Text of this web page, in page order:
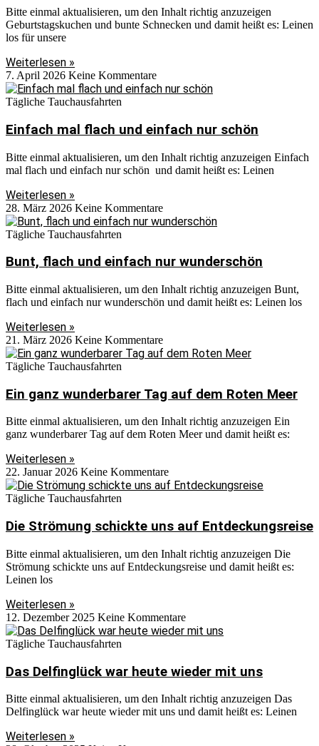
Bitte einmal aktualisieren, um den Inhalt richtig anzuzeigen
Geburtstagskuchen und bunte Schnecken und damit heißt es: Leinen
los für unsere
Weiterlesen »
7. April 2026 Keine Kommentare
Tägliche Tauchausfahrten
Einfach mal flach und einfach nur schön
Bitte einmal aktualisieren, um den Inhalt richtig anzuzeigen Einfach
mal flach und einfach nur schön und damit heißt es: Leinen
Weiterlesen »
28. März 2026 Keine Kommentare
Tägliche Tauchausfahrten
Bunt, flach und einfach nur wunderschön
Bitte einmal aktualisieren, um den Inhalt richtig anzuzeigen Bunt,
flach und einfach nur wunderschön und damit heißt es: Leinen los
Weiterlesen »
21. März 2026 Keine Kommentare
Tägliche Tauchausfahrten
Ein ganz wunderbarer Tag auf dem Roten Meer
Bitte einmal aktualisieren, um den Inhalt richtig anzuzeigen Ein
ganz wunderbarer Tag auf dem Roten Meer und damit heißt es:
Weiterlesen »
22. Januar 2026 Keine Kommentare
Tägliche Tauchausfahrten
Die Strömung schickte uns auf Entdeckungsreise
Bitte einmal aktualisieren, um den Inhalt richtig anzuzeigen Die
Strömung schickte uns auf Entdeckungsreise und damit heißt es:
Leinen los
Weiterlesen »
12. Dezember 2025 Keine Kommentare
Tägliche Tauchausfahrten
Das Delfinglück war heute wieder mit uns
Bitte einmal aktualisieren, um den Inhalt richtig anzuzeigen Das
Delfinglück war heute wieder mit uns und damit heißt es: Leinen
Weiterlesen »